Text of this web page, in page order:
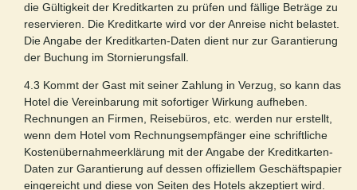
die Gültigkeit der Kreditkarten zu prüfen und fällige Beträge zu
reservieren. Die Kreditkarte wird vor der Anreise nicht belastet.
Die Angabe der Kreditkarten-Daten dient nur zur Garantierung
der Buchung im Stornierungsfall.
4.3 Kommt der Gast mit seiner Zahlung in Verzug, so kann das
Hotel die Vereinbarung mit sofortiger Wirkung aufheben.
Rechnungen an Firmen, Reisebüros, etc. werden nur erstellt,
wenn dem Hotel vom Rechnungsempfänger eine schriftliche
Kostenübernahmeerklärung mit der Angabe der Kreditkarten-
Daten zur Garantierung auf dessen offiziellem Geschäftspapier
eingereicht und diese von Seiten des Hotels akzeptiert wird.